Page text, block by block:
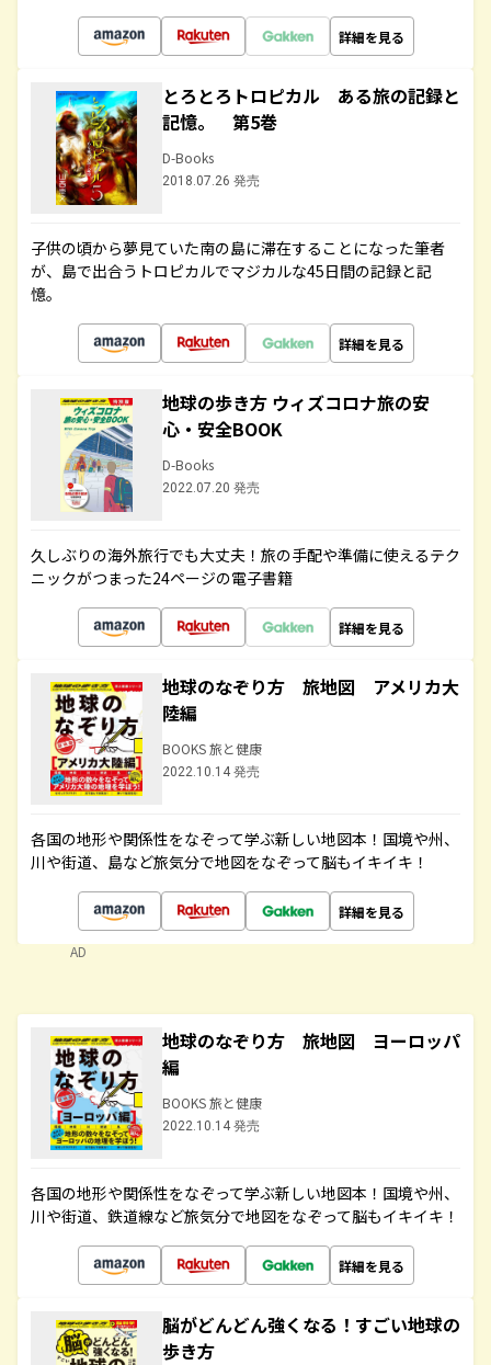
詳細を見る
とろとろトロピカル ある旅の記録と
記憶。 第5巻
D-Books
2018.07.26 発売
子供の頃から夢見ていた南の島に滞在することになった筆者
が、島で出合うトロピカルでマジカルな45日間の記録と記
憶。
詳細を見る
地球の歩き方 ウィズコロナ旅の安
心・安全BOOK
D-Books
2022.07.20 発売
久しぶりの海外旅行でも大丈夫！旅の手配や準備に使えるテク
ニックがつまった24ページの電子書籍
詳細を見る
地球のなぞり方 旅地図 アメリカ大
陸編
BOOKS 旅と健康
2022.10.14 発売
各国の地形や関係性をなぞって学ぶ新しい地図本！国境や州、
川や街道、島など旅気分で地図をなぞって脳もイキイキ！
詳細を見る
AD
地球のなぞり方 旅地図 ヨーロッパ
編
BOOKS 旅と健康
2022.10.14 発売
各国の地形や関係性をなぞって学ぶ新しい地図本！国境や州、
川や街道、鉄道線など旅気分で地図をなぞって脳もイキイキ！
詳細を見る
脳がどんどん強くなる！すごい地球の
歩き方